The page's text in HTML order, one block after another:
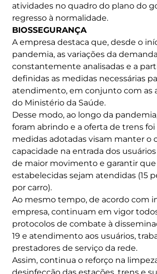
atividades no quadro do plano do
regresso à normalidade.
BIOSSEGURANÇA
A empresa destaca que, desde o
pandemia, as variações da
constantemente analisadas e a
definidas as medidas necessárias
atendimento, em conjunto com as
do Ministério da Saúde.
Desse modo, ao longo da
foram abrindo e a oferta de trens foi
medidas adotadas visam manter o
capacidade na entrada dos
de maior movimento e garantir que
estabelecidas sejam atendidas (15
por carro).
Ao mesmo tempo, de acordo com
empresa, continuam em vigor
protocolos de combate à
19 e atendimento aos usuários,
prestadores de serviço da rede.
Assim, continua o reforço na